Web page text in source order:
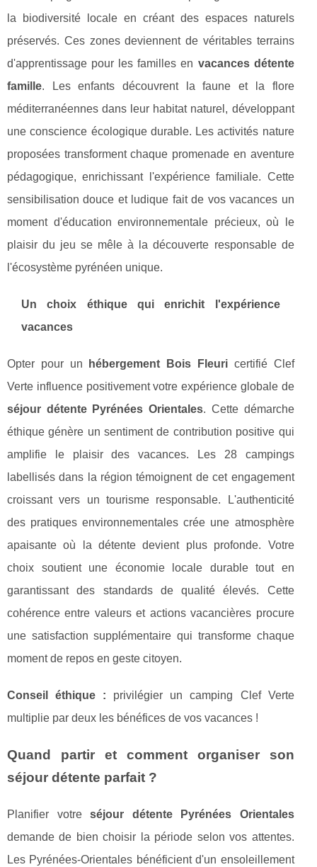
la biodiversité locale en créant des espaces naturels
préservés. Ces zones deviennent de véritables terrains
d'apprentissage pour les familles en vacances détente
famille. Les enfants découvrent la faune et la flore
méditerranéennes dans leur habitat naturel, développant
une conscience écologique durable. Les activités nature
proposées transforment chaque promenade en aventure
pédagogique, enrichissant l'expérience familiale. Cette
sensibilisation douce et ludique fait de vos vacances un
moment d'éducation environnementale précieux, où le
plaisir du jeu se mêle à la découverte responsable de
l'écosystème pyrénéen unique.
Un choix éthique qui enrichit l'expérience
vacances
Opter pour un hébergement Bois Fleuri certifié Clef
Verte influence positivement votre expérience globale de
séjour détente Pyrénées Orientales. Cette démarche
éthique génère un sentiment de contribution positive qui
amplifie le plaisir des vacances. Les 28 campings
labellisés dans la région témoignent de cet engagement
croissant vers un tourisme responsable. L'authenticité
des pratiques environnementales crée une atmosphère
apaisante où la détente devient plus profonde. Votre
choix soutient une économie locale durable tout en
garantissant des standards de qualité élevés. Cette
cohérence entre valeurs et actions vacancières procure
une satisfaction supplémentaire qui transforme chaque
moment de repos en geste citoyen.
Conseil éthique : privilégier un camping Clef Verte
multiplie par deux les bénéfices de vos vacances !
Quand partir et comment organiser son
séjour détente parfait ?
Planifier votreséjour détente Pyrénées Orientales
demande de bien choisir la période selon vos attentes.
Les Pyrénées-Orientales bénéficient d'un ensoleillement